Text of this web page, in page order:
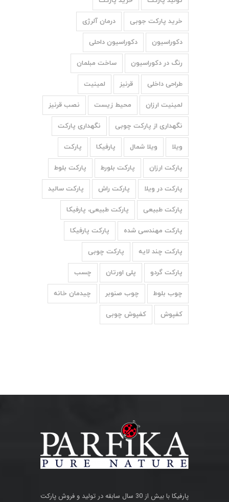
خرید پارکت جوبی درمان آلرژی
دکوراسیون دکوراسیون داحلی
رنگ در دکوراسیون ساخت مبلمان
طراحی داخلی قرنیز لمینیت
لمینیت ارزان محیط زیست نصب قرنیز
نگهداری از پارکت چوبی نگهداری پارکت
ویلا ویلا شمال پارفیکا پارکت
پارکت ارزان پارکت بلورط پارکت بلوط
پارکت در ویلا پارکت راش پارکت سالید
پارکت طبیعی پارکت طبیعی، پارفیکا
پارکت مهندسی شده پارکت پارفیکا
پارکت چند لایه پارکت چوبی
پارکت گردو پلی اورتان چسب
چوب بلوط چوب صنوبر چیدمان خانه
کفپوش کفپوش چوبی
پارفیکا با بیش از 30 سال سابقه در تولید و فروش پارکت